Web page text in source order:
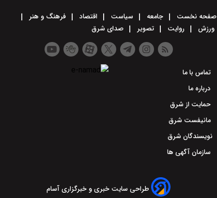
صفحه نخست جامعه سیاست اقتصاد
فرهنگ و هنر
ورزش
روایت تصویر صدای شرق
تماس با ما
درباره ما
حمایت از شرق
مانیفست شرق
نویسندگان شرق
سازمان آگهی ها
طراحی سایت خبری و خبرگزاری آسام